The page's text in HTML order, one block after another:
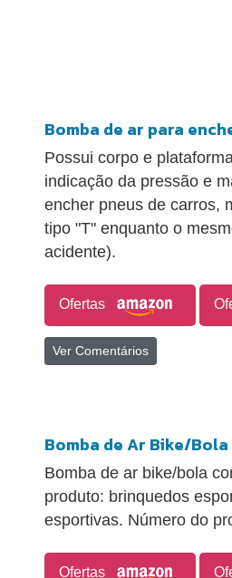
Bomba de ar para
Possui corpo e
indicação da pressão e
encher pneus de carros,
tipo "T" enquanto o
acidente).
Ofertas
Ver Comentários
Bomba de Ar Bike/
Bomba de ar bike/bola
produto: brinquedos
esportivas. Número do
Ofertas